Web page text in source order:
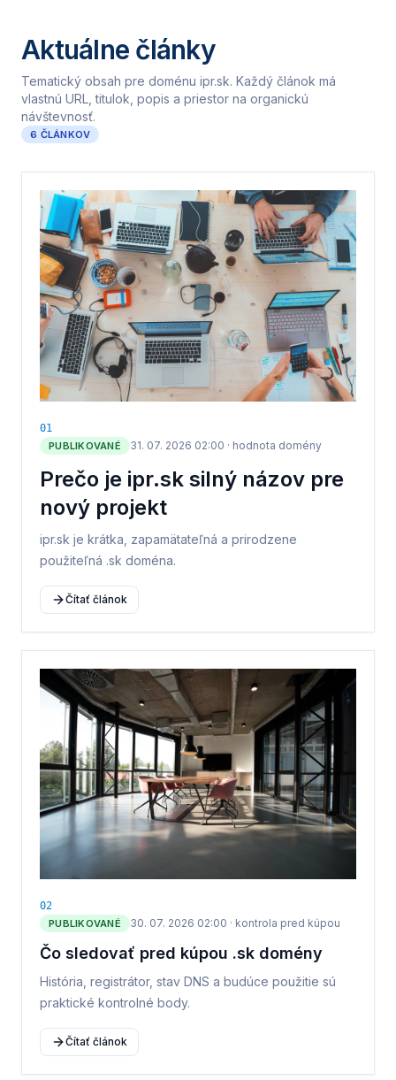
Aktuálne články
Tematický obsah pre doménu ipr.sk. Každý článok má
vlastnú URL, titulok, popis a priestor na organickú
návštevnosť.
6 ČLÁNKOV
01
PUBLIKOVANÉ
31. 07. 2026 02:00 · hodnota domény
Prečo je ipr.sk silný názov pre
nový projekt
ipr.sk je krátka, zapamätateľná a prirodzene
použiteľná .sk doména.
Čítať článok
02
PUBLIKOVANÉ
30. 07. 2026 02:00 · kontrola pred kúpou
Čo sledovať pred kúpou .sk domény
História, registrátor, stav DNS a budúce použitie sú
praktické kontrolné body.
Čítať článok